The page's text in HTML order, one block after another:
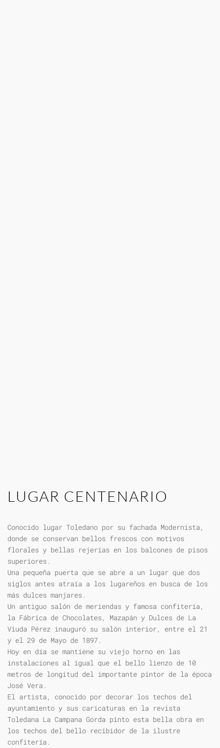
LUGAR CENTENARIO
Conocido lugar Toledano por su fachada Modernista,
donde se conservan bellos frescos con motivos
florales y bellas rejerías en los balcones de pisos
superiores.
Una pequeña puerta que se abre a un lugar que dos
siglos antes atraía a los lugareños en busca de los
más dulces manjares.
Un antiguo salón de meriendas y famosa confitería,
la Fábrica de Chocolates, Mazapán y Dulces de La
Viuda Pérez inauguró su salón interior, entre el 21
y el 29 de Mayo de 1897.
Hoy en día se mantiene su viejo horno en las
instalaciones al igual que el bello lienzo de 10
metros de longitud del importante pintor de la época
José Vera.
El artista, conocido por decorar los techos del
ayuntamiento y sus caricaturas en la revista
Toledana La Campana Gorda pinto esta bella obra en
los techos del bello recibidor de la ilustre
confitería.